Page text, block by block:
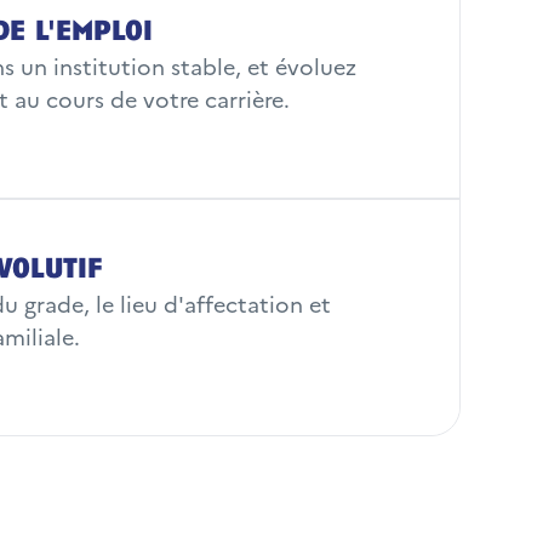
l'emploi
un institution stable, et évoluez
au cours de votre carrière.
grade, le lieu d'affectation et